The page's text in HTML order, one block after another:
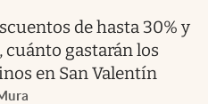
de hasta 30% y
cuánto gastarán los
en San Valentín